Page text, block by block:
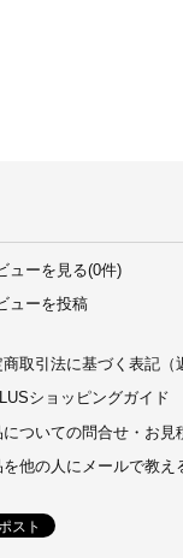
ューを見る(0件)
ューを投稿
取引法に基づく表記（
ショッピングガイド
についての問合せ・お見
を他の人にメールで教え